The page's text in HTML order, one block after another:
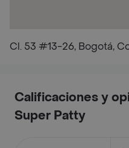
Cl. 53 #13-26, Bogotá,
Calificaciones y
Super Patty